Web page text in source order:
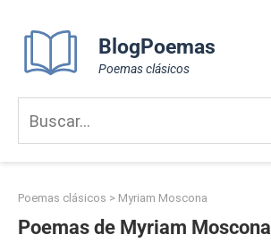
content
BlogPoemas
Poemas clásicos
Poemas clásicos > Myriam Moscona
Poemas de Myriam Moscona